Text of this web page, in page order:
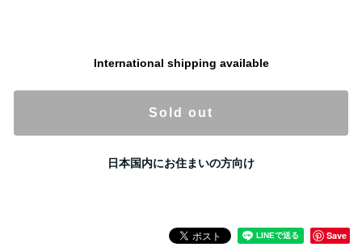
International shipping available
Sold out
日本国内にお住まいの方向け
Save